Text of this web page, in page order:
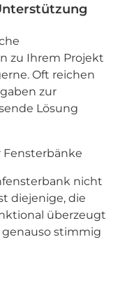
zu Ihrem Projekt
Oft reichen
zur
Lösung
Fensterbänke
nicht
diejenige, die
überzeugt
stimmig